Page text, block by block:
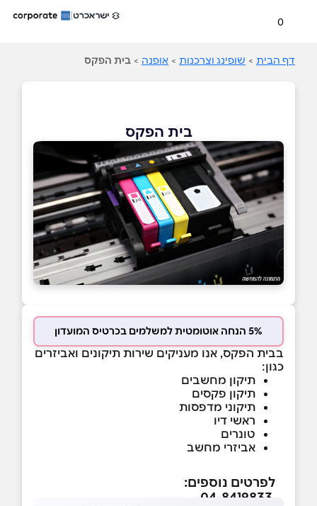
0
דף הבית > שופינג וצרכנות > אופנה > בית הפקס
בית הפקס
5% הנחה אוטומטית למשלמים בכרטיס המועדון
בבית הפקס, אנו מעניקים שירות תיקונים ואביזרים
כגון:
תיקון מחשבים
תיקון פקסים
תיקוני מדפסות
ראשי דיו
טונרים
אביזרי מחשב
לפרטים נוספים: